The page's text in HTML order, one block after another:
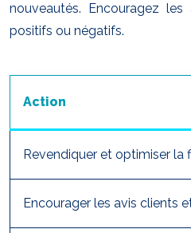
nouveautés. Encouragez
positifs ou négatifs.
Action
Revendiquer et optimiser la
Encourager les avis clients